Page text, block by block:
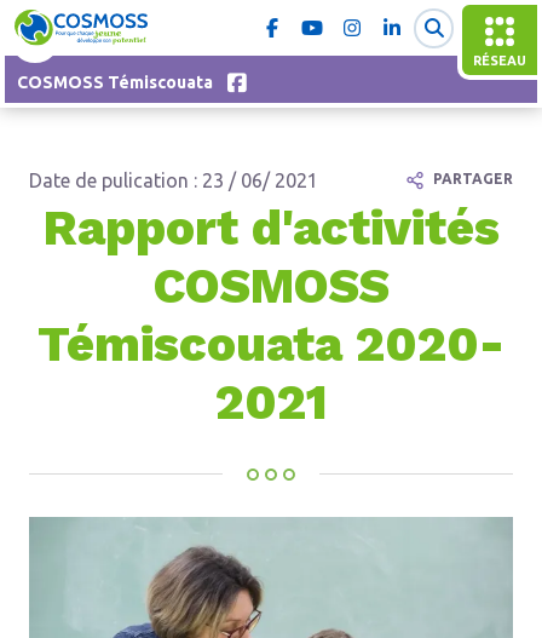
RÉSEAU
COSMOSS Témiscouata
Date de pulication : 23 / 06/ 2021
Rapport d'activités
COSMOSS
Témiscouata 2020-
2021
PARTAGER